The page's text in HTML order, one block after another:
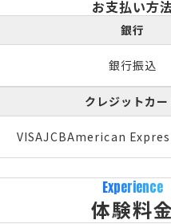
お支払い方
銀行
銀行振込
クレジットカー
VISAJCBAmerican
Experience
体験料金